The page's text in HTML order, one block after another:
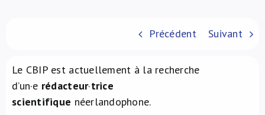
À propos de nous
Précédent Suivant
Le CBIP est actuellement à la recherche
d’un·e rédacteur·trice
scientifique néerlandophone.